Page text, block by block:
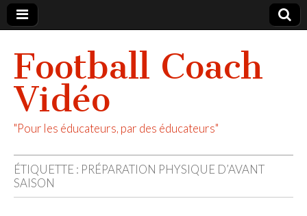
Football Coach
Vidéo
"Pour les éducateurs, par des éducateurs"
ÉTIQUETTE : PRÉPARATION PHYSIQUE D’AVANT
SAISON